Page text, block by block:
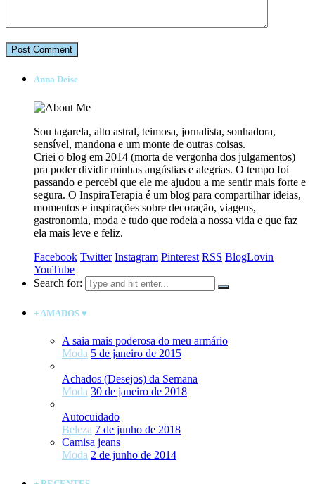
Anna Deise
Sou tagarela, alto astral, teimosa, jornalista, sonhadora,
sensível, mandona e um monte de outras coisas.
Criei o blog em 2014 (morta de vergonha dos julgamentos)
pra poder dividir minhas angústias e alegrias. O tempo foi
passando e percebi que ele me ajudou a me sentir mais forte e
segura. O InspiraTerapia é um blog para compartilhar ideias,
momentos e inspirações sobre decoração, viagens,
gastronomia, moda e tudo que rodeia a nossa vida e que faz
ela mais leve e feliz.
Facebook Twitter Instagram Pinterest RSS BlogLovin
YouTube
Search for:
+ AMADOS ♥
A saia mais poderosa do meu armário
Moda 5 de janeiro de 2015
Achados (Desejos) da Semana
Moda 30 de janeiro de 2018
Autocuidado
Beleza 7 de junho de 2018
Camisa jeans
Moda 2 de junho de 2014